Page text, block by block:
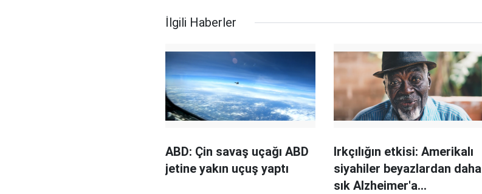
İlgili Haberler
ABD: Çin savaş uçağı ABD
jetine yakın uçuş yaptı
Irkçılığın etkisi: Amerikalı
siyahiler beyazlardan daha
sık Alzheimer'a